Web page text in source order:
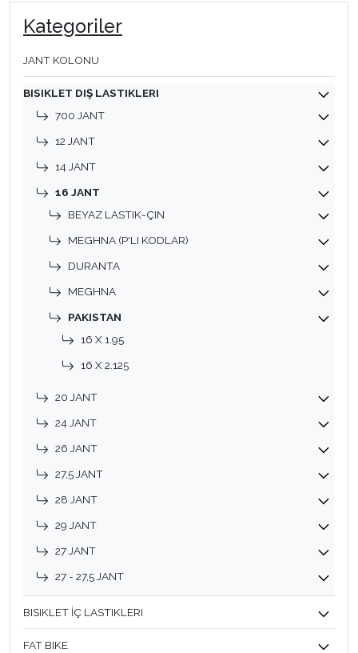
Kategoriler
JANT KOLONU
BISIKLET DIŞ LASTIKLERI
700 JANT
12 JANT
14 JANT
16 JANT
BEYAZ LASTIK-ÇIN
MEGHNA (P'LI KODLAR)
DURANTA
MEGHNA
PAKISTAN
16 X 1.95
16 X 2.125
20 JANT
24 JANT
26 JANT
27,5 JANT
28 JANT
29 JANT
27 JANT
27 - 27,5 JANT
BISIKLET İÇ LASTIKLERI
FAT BIKE